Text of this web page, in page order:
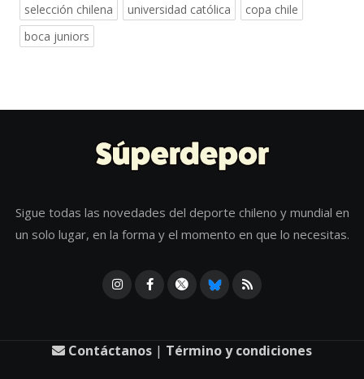
selección chilena
universidad católica
copa chile
boca juniors
Sigue todas las novedades del deporte chileno y mundial en
un solo lugar, en la forma y el momento en que lo necesitas.
Contáctanos | Término y condiciones